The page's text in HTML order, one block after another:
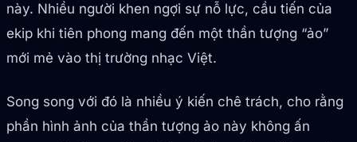
này. Nhiều người khen ngợi sự nỗ lực, cầu tiến của
ekip khi tiên phong mang đến một thần tượng “ảo”
mới mẻ vào thị trường nhạc Việt.
Song song với đó là nhiều ý kiến chê trách, cho rằng
phần hình ảnh của thần tượng ảo này không ấn